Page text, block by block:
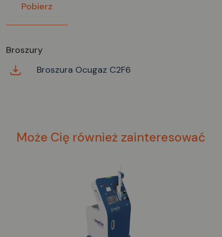
Pobierz
Broszury
Broszura Ocugaz C2F6
Może Cię również zainteresować